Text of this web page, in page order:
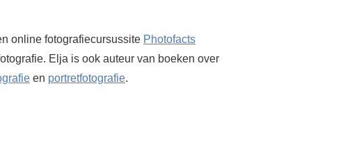
online fotografiecursussite Photofacts
Elja is ook auteur van boeken over
en portretfotografie.